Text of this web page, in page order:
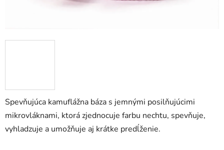
Spevňujúca kamuflážna báza s jemnými posilňujúcimi
mikrovláknami, ktorá zjednocuje farbu nechtu, spevňuje,
vyhladzuje a umožňuje aj krátke predĺženie.